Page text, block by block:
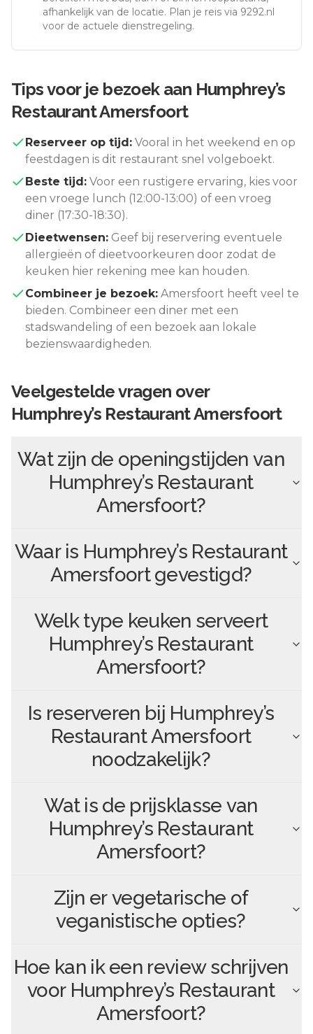
afhankelijk van de locatie. Plan je reis via 9292.nl
voor de actuele dienstregeling.
Tips voor je bezoek aan Humphrey’s
Restaurant Amersfoort
Reserveer op tijd: Vooral in het weekend en op
feestdagen is dit restaurant snel volgeboekt.
Beste tijd: Voor een rustigere ervaring, kies voor
een vroege lunch (12:00-13:00) of een vroeg
diner (17:30-18:30).
Dieetwensen: Geef bij reservering eventuele
allergieën of dieetvoorkeuren door zodat de
keuken hier rekening mee kan houden.
Combineer je bezoek: Amersfoort heeft veel te
bieden. Combineer een diner met een
stadswandeling of een bezoek aan lokale
bezienswaardigheden.
Veelgestelde vragen over
Humphrey’s Restaurant Amersfoort
Wat zijn de openingstijden van
Humphrey’s Restaurant
Amersfoort?
Waar is Humphrey’s Restaurant
Amersfoortgevestigd?
Welk type keuken serveert
Humphrey’s Restaurant
Amersfoort?
Is reserveren bij Humphrey’s
Restaurant Amersfoort
noodzakelijk?
Wat is de prijsklasse van
Humphrey’s Restaurant
Amersfoort?
Zijn er vegetarische of
veganistische opties?
Hoe kan ik een review schrijven
voor Humphrey’s Restaurant
Amersfoort?